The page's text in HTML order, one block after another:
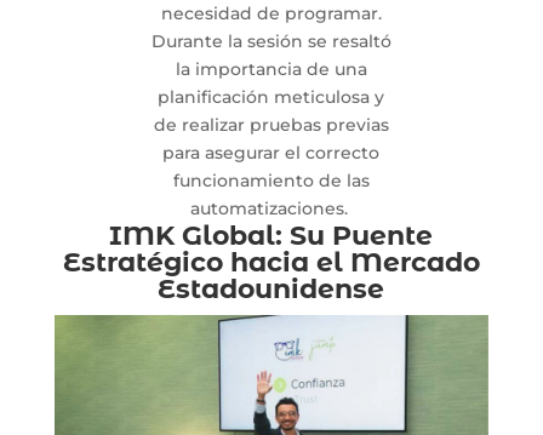
necesidad de programar.
Durante la sesión se resaltó
la importancia de una
planificación meticulosa y
de realizar pruebas previas
para asegurar el correcto
funcionamiento de las
automatizaciones.
IMK Global: Su Puente
Estratégico hacia el Mercado
Estadounidense